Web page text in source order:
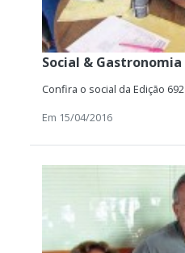
Social & Gastronomia
Confira o social da Edição 692
Em 15/04/2016